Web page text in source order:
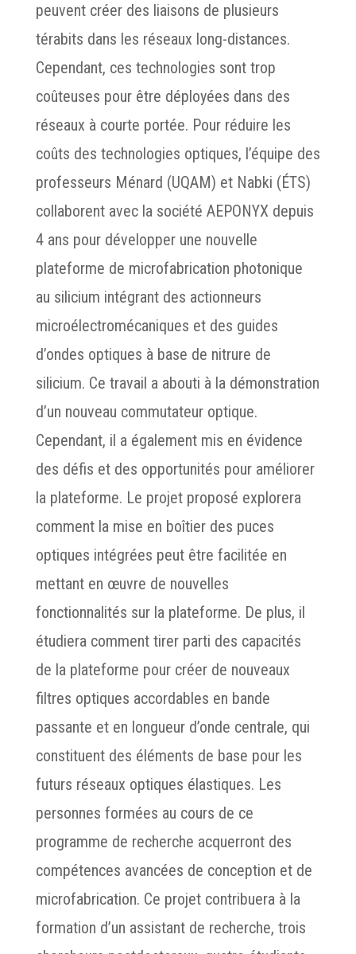
peuvent créer des liaisons de plusieurs
térabits dans les réseaux long-distances.
Cependant, ces technologies sont trop
coûteuses pour être déployées dans des
réseaux à courte portée. Pour réduire les
coûts des technologies optiques, l’équipe des
professeurs Ménard (UQAM) et Nabki (ÉTS)
collaborent avec la société AEPONYX depuis
4 ans pour développer une nouvelle
plateforme de microfabrication photonique
au silicium intégrant des actionneurs
microélectromécaniques et des guides
d’ondes optiques à base de nitrure de
silicium. Ce travail a abouti à la démonstration
d’un nouveau commutateur optique.
Cependant, il a également mis en évidence
des défis et des opportunités pour améliorer
la plateforme. Le projet proposé explorera
comment la mise en boîtier des puces
optiques intégrées peut être facilitée en
mettant en œuvre de nouvelles
fonctionnalités sur la plateforme. De plus, il
étudiera comment tirer parti des capacités
de la plateforme pour créer de nouveaux
filtres optiques accordables en bande
passante et en longueur d’onde centrale, qui
constituent des éléments de base pour les
futurs réseaux optiques élastiques. Les
personnes formées au cours de ce
programme de recherche acquerront des
compétences avancées de conception et de
microfabrication. Ce projet contribuera à la
formation d’un assistant de recherche, trois